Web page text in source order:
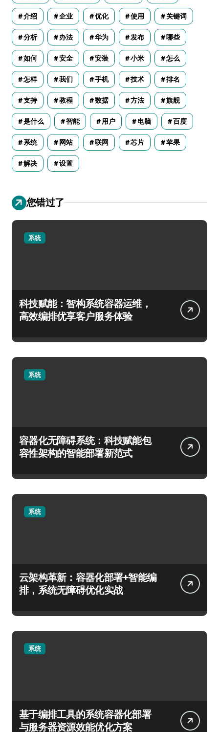
介绍 企业 优化 使用 关键词
分析 办法 华为 发布 哪些
如何 安全 安装 小米 怎么
怎样 我们 手机 技术 排名
支持 教程 数据 方法 旗舰
是什么 智能 用户 电脑 百度
系统 网站 联网 芯片 苹果
解决 设置
您错过了
系统
科技赋能：智构系统容器运维，
高效编排优享客户服务体验
系统
容器化无障碍系统：科技赋能包
容性架构的智能部署新范式
系统
云架构革新：容器化部署+智能编
排，系统无障碍优化实战
系统
基于编排工具的系统容器化部署
与服务器资源效能优化方案